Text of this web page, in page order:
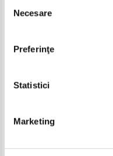
consimțământului
Necesare
Preferinţe
Statistici
Marketing